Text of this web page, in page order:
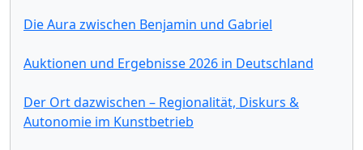
Die Aura zwischen Benjamin und Gabriel
Auktionen und Ergebnisse 2026 in Deutschland
Der Ort dazwischen – Regionalität, Diskurs &
Autonomie im Kunstbetrieb